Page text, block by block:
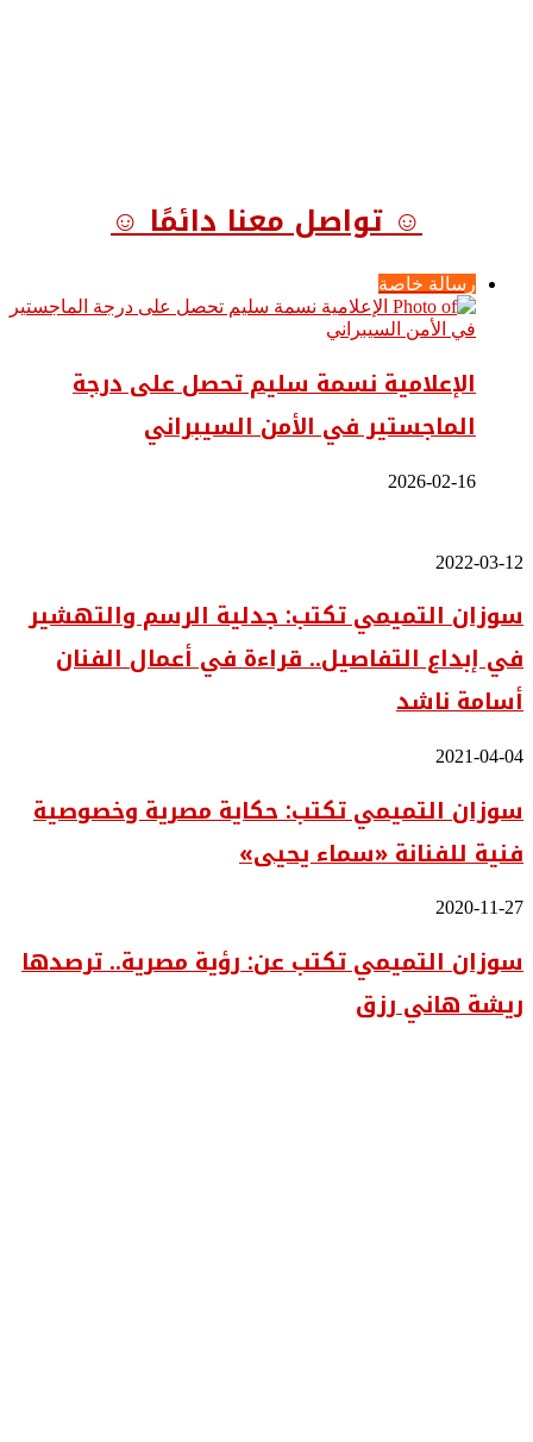
☺ تواصل معنا دائمًا ☺
رسالة خاصة
الإعلامية نسمة سليم تحصل على درجة
الماجستير في الأمن السيبراني
2026-02-16
سوزان
تكتب:
جدلية
الرسم
والتهشير
في
قراءة
أعمال
أسامة
2022-03-12
سوزان التميمي تكتب: جدلية الرسم والتهشير
في إبداع التفاصيل.. قراءة في أعمال الفنان
أسامة ناشد
سوزان
تكتب:
حكاية
مصرية
وخصوصية
للفنانة
يحيى»
2021-04-04
سوزان التميمي تكتب: حكاية مصرية وخصوصية
فنية للفنانة «سماء يحيى»
سوزان
تكتب
عن:
رؤية
مصرية..
2020-11-27
سوزان التميمي تكتب عن: رؤية مصرية.. ترصدها
ريشة هاني رزق